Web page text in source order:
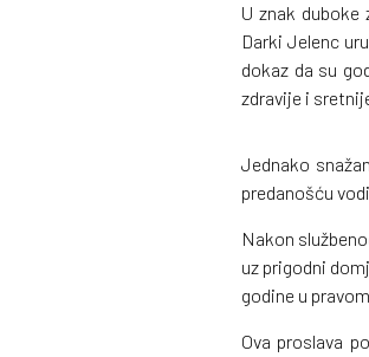
U znak
Darki Jelenc
dokaz da su
zdravije i
Jednako
predanošću
Nakon
uz prigodni
godine u
Ova proslava